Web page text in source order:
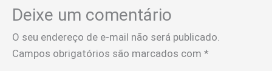
Deixe um comentário
O seu endereço de e-mail não será publicado.
Campos obrigatórios são marcados com *